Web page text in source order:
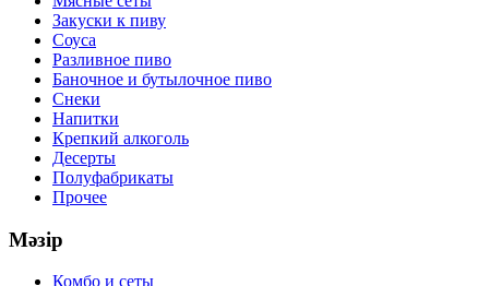
Закуски к пиву
Соуса
Разливное пиво
Баночное и бутылочное пиво
Снеки
Напитки
Крепкий алкоголь
Десерты
Полуфабрикаты
Прочее
Мәзір
Комбо и сеты